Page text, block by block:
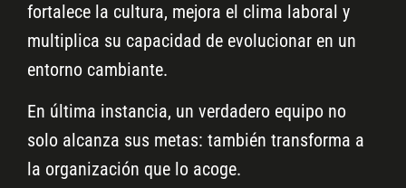
fortalece la cultura, mejora el clima laboral y
multiplica su capacidad de evolucionar en un
entorno cambiante.
En última instancia, un verdadero equipo no
solo alcanza sus metas: también transforma a
la organización que lo acoge.